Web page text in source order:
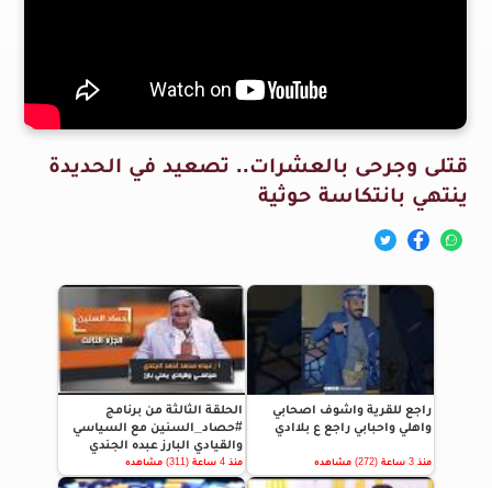
قتلى وجرحى بالعشرات.. تصعيد في الحديدة
ينتهي بانتكاسة حوثية
راجع للقرية واشوف اصحابي
واهلي واحبابي راجع ع بلاادي
منذ 3 ساعة (272) مشاهده
الحلقة الثالثة من برنامج
#حصاد_السنين مع السياسي
والقيادي البارز عبده الجندي
منذ 4 ساعة (311) مشاهده